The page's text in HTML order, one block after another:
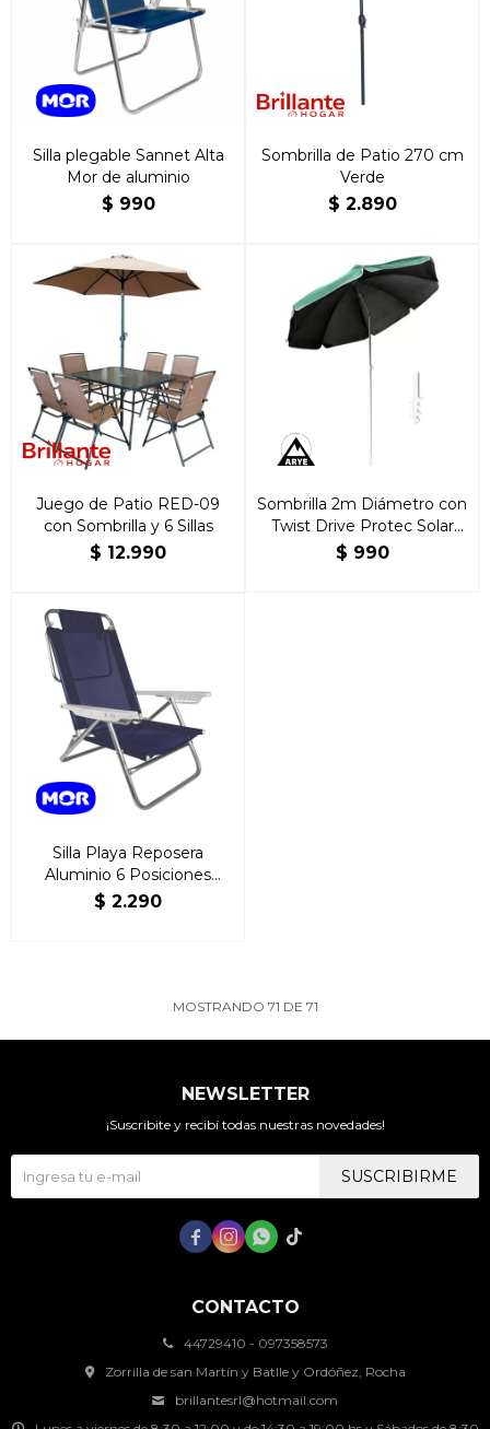
Silla plegable Sannet Alta
Mor de aluminio
$ 990
Sombrilla de Patio 270 cm
Verde
$ 2.890
Juego de Patio RED-09
con Sombrilla y 6 Sillas
$ 12.990
Sombrilla 2m Diámetro con
Twist Drive Protec Solar
SPF 30
$ 990
Silla Playa Reposera
Aluminio 6 Posiciones
Summer
$ 2.290
MOSTRANDO 71 DE 71
CONTACTO
44729410 - 097358573
Zorrilla de san Martín y Batlle y Ordóñez, Rocha
brillantesrl@hotmail.com
NEWSLETTER
¡Suscribite y recibí todas nuestras novedades!
SUSCRIBIRME
   